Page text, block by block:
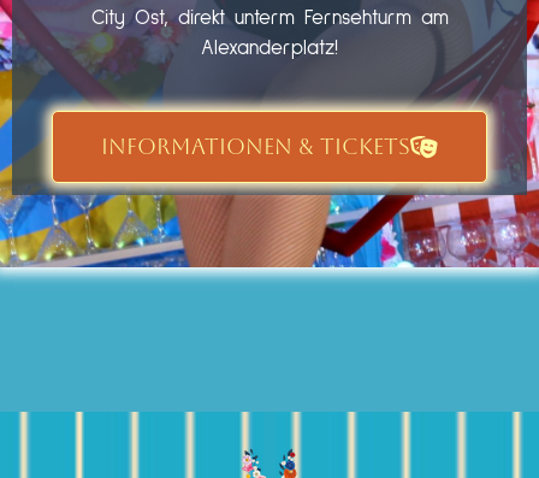
City Ost, direkt unterm Fernsehturm am
Alexanderplatz!
INFORMATIONEN & TICKETS